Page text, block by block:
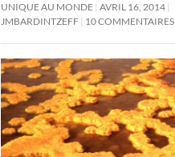
UNIQUE AU MONDE AVRIL 16, 2014
JMBARDINTZEFF 10 COMMENTAIRES